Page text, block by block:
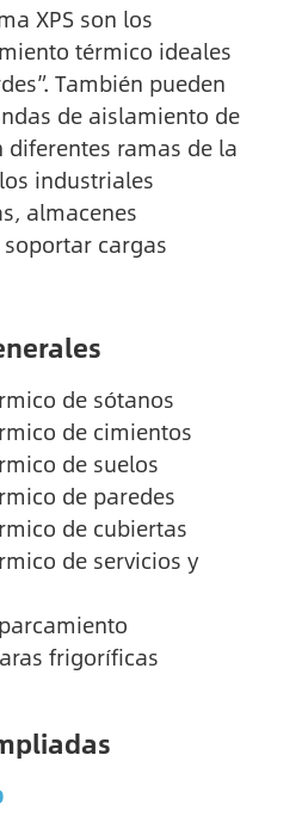
XPS son los
térmico ideales
También pueden
de aislamiento de
ramas de la
industriales
almacenes
cargas
de sótanos
de cimientos
de suelos
de paredes
de cubiertas
de servicios y
frigoríficas